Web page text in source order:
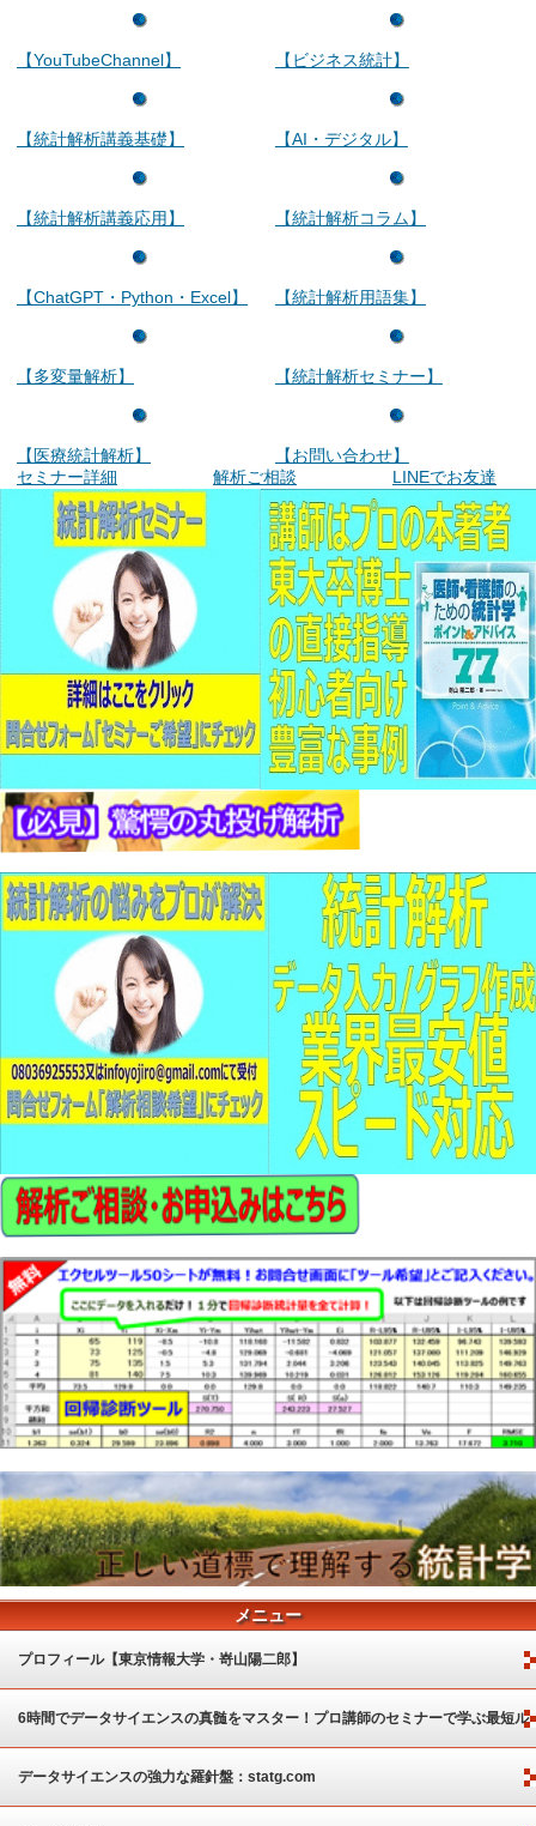
【YouTubeChannel】
【統計解析講義基礎】
【統計解析講義応用】
【ChatGPT・Python・Excel】
【多変量解析】
【医療統計解析】
【ビジネス統計】
【AI・デジタル】
【統計解析コラム】
【統計解析用語集】
【統計解析セミナー】
【お問い合わせ】
セミナー詳細
解析ご相談 LINEでお友達
メニュー
プロフィール【東京情報大学・嵜山陽二郎】
6時間でデータサイエンスの真髄をマスター！プロ講師のセミナーで学ぶ最短ル
ート
データサイエンスの強力な羅針盤：statg.com